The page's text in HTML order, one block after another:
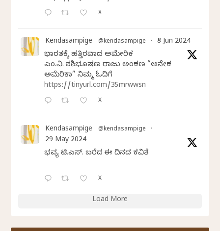
X
Kendasampige @kendasampige · 8 Jun 2024
ಭಾರತಕ್ಕೆ ಹತ್ತಿರವಾದ ಅಮೇರಿಕ
ಎಂ.ವಿ. ಶಶಿಭೂಷಣ ರಾಜು ಅಂಕಣ “ಅನೇಕ
ಅಮೆರಿಕಾ” ನಿಮ್ಮ ಓದಿಗೆ
https://tinyurl.com/35mrwwsn
X
Kendasampige @kendasampige ·
29 May 2024
ಭವ್ಯ ಟಿ.ಎಸ್. ಬರೆದ ಈ ದಿನದ ಕವಿತೆ
X
Load More